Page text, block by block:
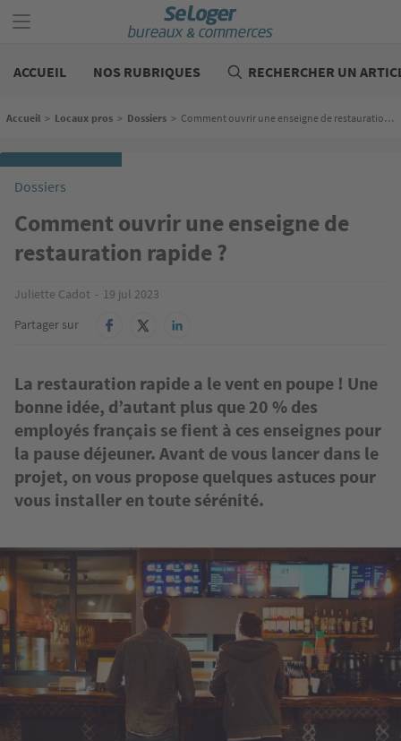
au
commerces
ACCUEIL NOS RUBRIQUES RECHERCHER UN
Fil d'Ariane
Accueil > Locaux pros > Dossiers > Comment ouvrir une enseigne de restauration rapide ?
Dossiers
Comment ouvrir une enseigne de
restauration rapide ?
Juliette Cadot
19 jul 2023
Partager sur
La restauration rapide a le vent en poupe ! Une
bonne idée, d’autant plus que 20 % des
employés français se fient à ces enseignes pour
la pause déjeuner. Avant de vous lancer dans le
projet, on vous propose quelques astuces pour
vous installer en toute sérénité.